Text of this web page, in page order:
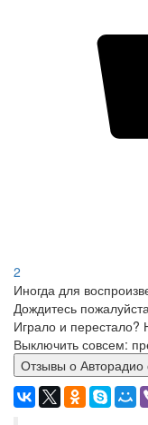
2
Иногда для
Дождитесь
Играло и
Выключить совсем:
Отзывы о